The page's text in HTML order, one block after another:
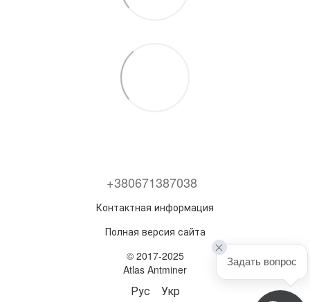
+380671387038
Контактная информация
Полная версия сайта
© 2017-2025
Atlas Antminer
Рус Укр
Задать вопрос